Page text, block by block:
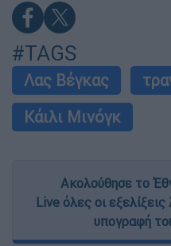
#TAGS
Λας Βέγκας
Κάιλι Μινόγκ
Ακολούθησε το
Live όλες οι
υπογραφή